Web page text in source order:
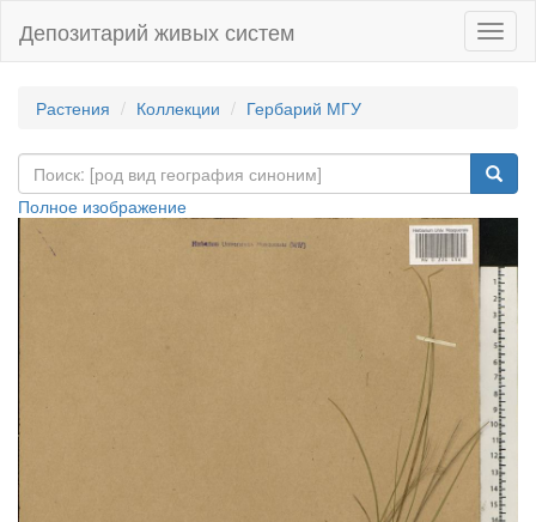
Депозитарий живых систем
Растения Коллекции Гербарий МГУ
Полное изображение